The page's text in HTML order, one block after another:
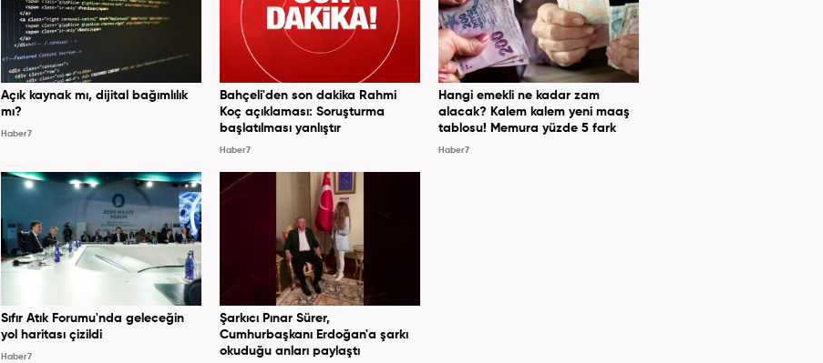
Açık kaynak mı, dijital bağımlılık
mı?
Haber7
Bahçeli'den son dakika Rahmi
Koç açıklaması: Soruşturma
başlatılması yanlıştır
Haber7
Hangi emekli ne kadar zam
alacak? Kalem kalem yeni maaş
tablosu! Memura yüzde 5 fark
Haber7
Sıfır Atık Forumu'nda geleceğin
yol haritası çizildi
Haber7
Şarkıcı Pınar Sürer,
Cumhurbaşkanı Erdoğan'a şarkı
okuduğu anları paylaştı